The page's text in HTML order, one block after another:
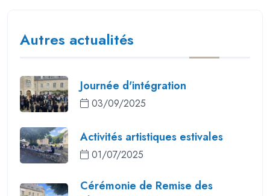
Autres actualités
Journée d'intégration
03/09/2025
Activités artistiques estivales
01/07/2025
Cérémonie de Remise des